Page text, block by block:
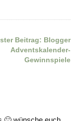
Beitrag: Blogger
Adventskalender-
Gewinnspiele